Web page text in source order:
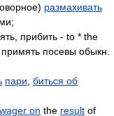
размахивать
прибить - to * the
примять посевы обыкн.
пари биться об
wager on the result of